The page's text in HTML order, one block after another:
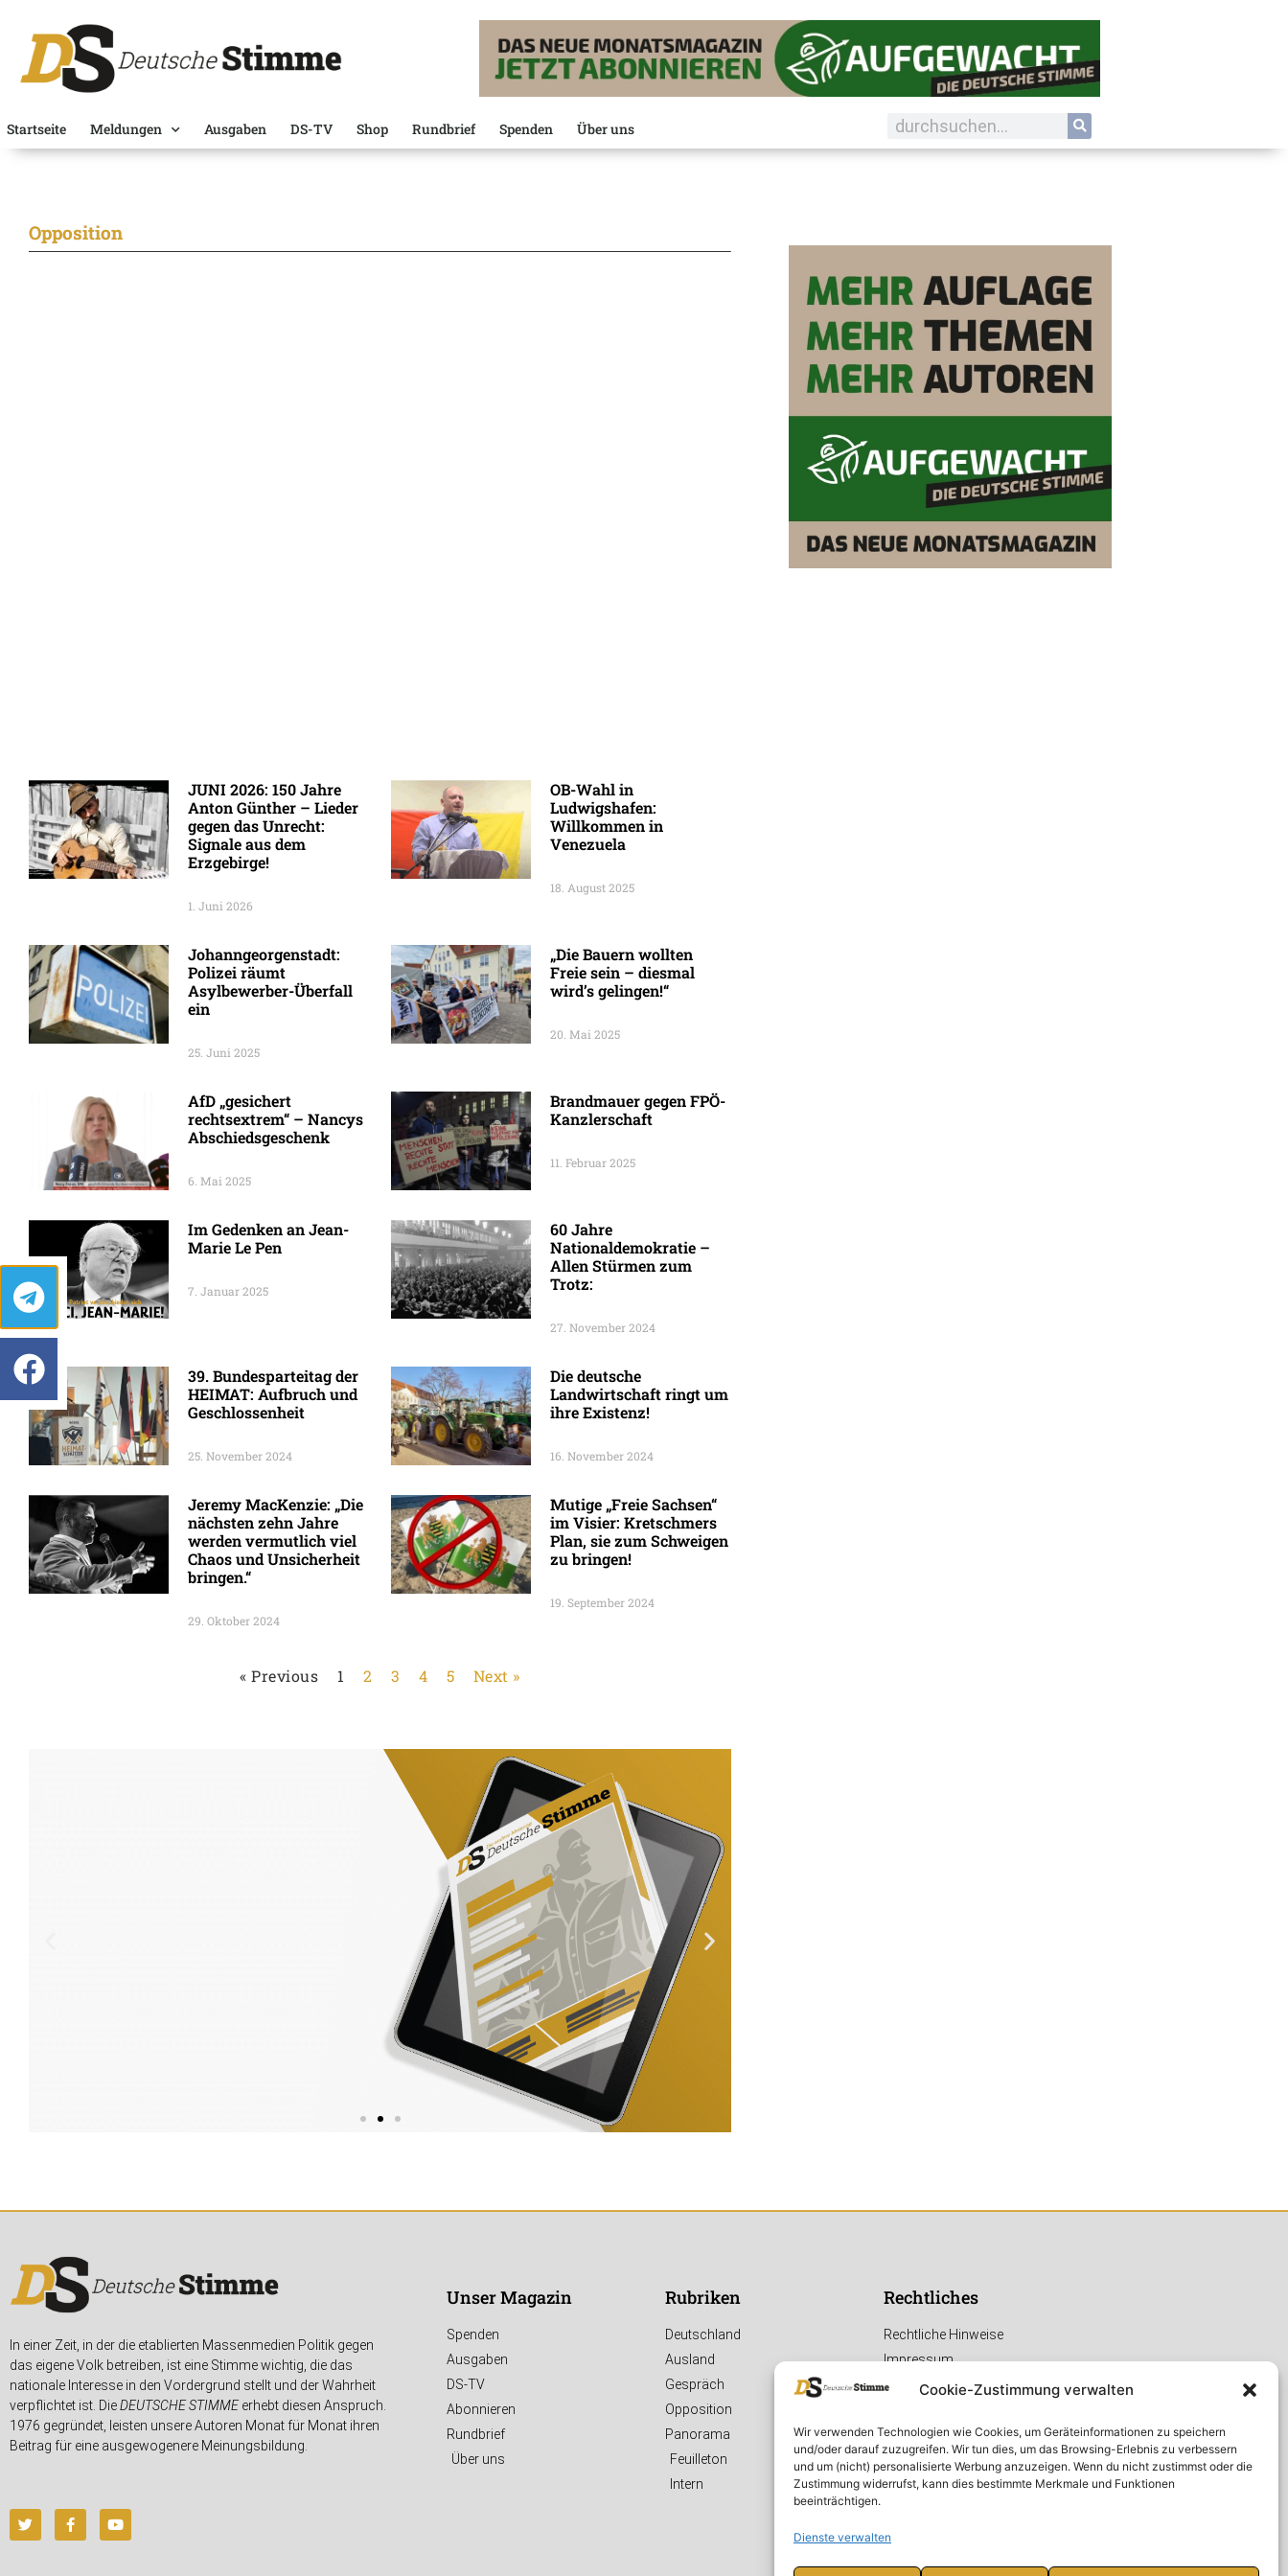
Cookie-Zustimmung verwalten
Wir verwenden Technologien wie Cookies, um Geräteinformationen zu speichern
und/oder darauf zuzugreifen. Wir tun dies, um das Browsing-Erlebnis zu verbessern
und um (nicht) personalisierte Werbung anzuzeigen. Wenn du nicht zustimmst oder die
Zustimmung widerrufst, kann dies bestimmte Merkmale und Funktionen
beeinträchtigen.
Dienste verwalten
Startseite Meldungen Ausgaben DS-TV Shop Rundbrief Spenden Über uns
Opposition
JUNI 2026: 150 Jahre
Anton Günther – Lieder
gegen das Unrecht:
Signale aus dem
Erzgebirge!
1. Juni 2026
OB-Wahl in
Ludwigshafen:
Willkommen in
Venezuela
18. August 2025
Johanngeorgenstadt:
Polizei räumt
Asylbewerber-Überfall
ein
25. Juni 2025
„Die Bauern wollten
Freie sein – diesmal
wird’s gelingen!“
20. Mai 2025
AfD „gesichert
rechtsextrem“ – Nancys
Abschiedsgeschenk
6. Mai 2025
Brandmauer gegen FPÖ-
Kanzlerschaft
11. Februar 2025
Im Gedenken an Jean-
Marie Le Pen
7. Januar 2025
60 Jahre
Nationaldemokratie –
Allen Stürmen zum
Trotz:
27. November 2024
39. Bundesparteitag der
HEIMAT: Aufbruch und
Geschlossenheit
25. November 2024
Die deutsche
Landwirtschaft ringt um
ihre Existenz!
16. November 2024
Jeremy MacKenzie: „Die
nächsten zehn Jahre
werden vermutlich viel
Chaos und Unsicherheit
bringen.“
29. Oktober 2024
Mutige „Freie Sachsen“
im Visier: Kretschmers
Plan, sie zum Schweigen
zu bringen!
19. September 2024
« Previous 1 2 3 4 5 Next »
Für die digitale
Generation
JETZT
ABONNIEREN
Unser Magazin als
Digital gibt's gratis dazu.
JETZT ABONNIEREN
In einer Zeit, in der die etablierten Massenmedien Politik gegen
das eigene Volk betreiben, ist eine Stimme wichtig, die das
nationale Interesse in den Vordergrund stellt und der Wahrheit
verpflichtet ist. DieDEUTSCHE STIMMEerhebt diesen Anspruch.
1976 gegründet, leisten unsere Autoren Monat für Monat ihren
Beitrag für eine ausgewogenere Meinungsbildung.
Unser Magazin
Spenden
Ausgaben
DS-TV
Abonnieren
Rundbrief
Über uns
Rubriken
Deutschland
Ausland
Gespräch
Opposition
Panorama
Feuilleton
Intern
Rechtliches
Rechtliche Hinweise
Impressum
Datenschutzerklärung